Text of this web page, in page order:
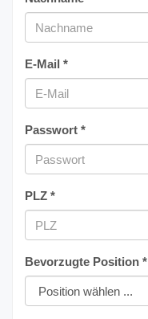
E-Mail *
Passwort *
PLZ *
Bevorzugte Position *